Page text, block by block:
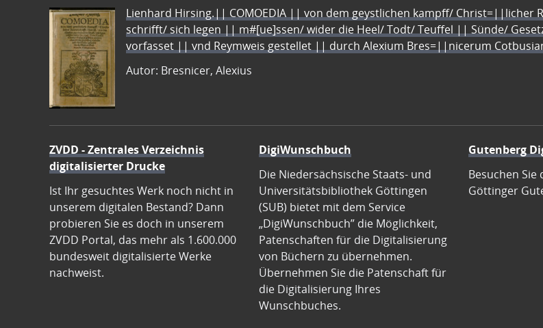
Lienhard Hirsing.|| COMOEDIA || von dem geystlichen kampff/
schrifft/ sich legen || m#[ue]ssen/ wider die Heel/ Todt/ Teuffel || Sünde/
vorfasset || vnd Reymweis gestellet || durch Alexium Bres=||nicerum
Autor: Bresnicer, Alexius
ZVDD - Zentrales Verzeichnis
digitalisierter Drucke
Ist Ihr gesuchtes Werk noch nicht in
unserem digitalen Bestand? Dann
probieren Sie es doch in unserem
ZVDD Portal, das mehr als 1.600.000
bundesweit digitalisierte Werke
nachweist.
DigiWunschbuch
Die Niedersächsische Staats- und
Universitätsbibliothek Göttingen
(SUB) bietet mit dem Service
„DigiWunschbuch” die Möglichkeit,
Patenschaften für die Digitalisierung
von Büchern zu übernehmen.
Übernehmen Sie die Patenschaft für
die Digitalisierung Ihres
Wunschbuches.
Gutenberg
Besuchen Sie
Göttinger